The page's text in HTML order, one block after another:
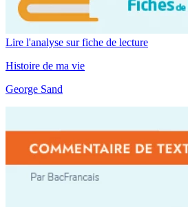
Lire l'analyse sur fiche de lecture
Histoire de ma vie
George Sand